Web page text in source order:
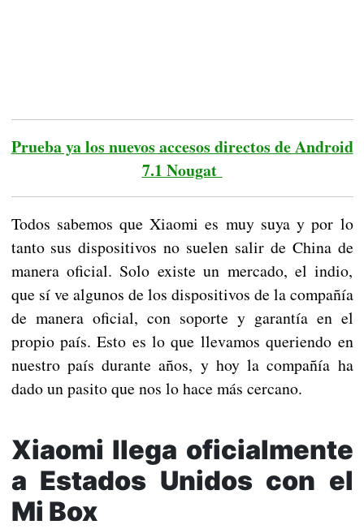
Prueba ya los nuevos accesos directos de Android
7.1 Nougat
Todos sabemos que Xiaomi es muy suya y por lo
tanto sus dispositivos no suelen salir de China de
manera oficial. Solo existe un mercado, el indio,
que sí ve algunos de los dispositivos de la compañía
de manera oficial, con soporte y garantía en el
propio país. Esto es lo que llevamos queriendo en
nuestro país durante años, y hoy la compañía ha
dado un pasito que nos lo hace más cercano.
Xiaomi llega oficialmente
a Estados Unidos con el
Mi Box